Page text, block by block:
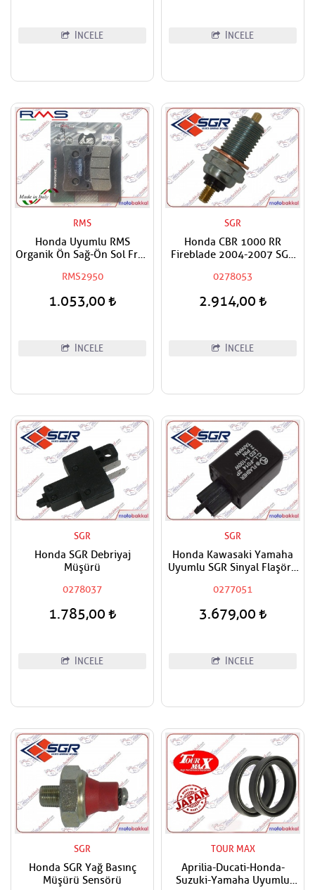
İNCELE İNCELE
RMS
Honda Uyumlu RMS
Organik Ön Sağ-Ön Sol Fren
RMS2950
1.053,00
İNCELE
SGR
Honda CBR 1000 RR
Fireblade 2004-2007 SGR
Müşürü
0278053
2.914,00
İNCELE
SGR
Honda SGR Debriyaj
Müşürü
0278037
1.785,00
İNCELE
SGR
Honda Kawasaki Yamaha
Uyumlu SGR Sinyal Flaşörü
0277051
3.679,00
İNCELE
SGR
Honda SGR Yağ Basınç
Müşürü Sensörü
TOUR MAX
Aprilia-Ducati-Honda-
Suzuki-Yamaha Uyumlu